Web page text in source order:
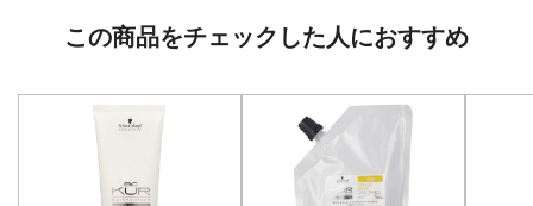
この商品をチェックした人におすすめ